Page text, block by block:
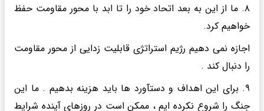
۸. ما از این به بعد اتحاد خود را تا ابد با محور مقاومت حفظ
خواهیم کرد.
اجازه نمی دهیم رژیم استراتژی قابلیت زدایی از محور مقاومت
را دنبال کند .
۹. برای این اهداف و دستآورد ها باید هزینه بدهیم . ما این
جنگ را شروع نکرده ایم ، ممکن است در روزهای آینده شرایط